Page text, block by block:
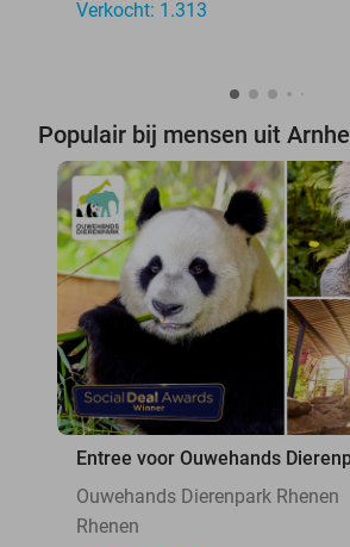
Verkocht: 1.313
Populair bij mensen uit
Entree voor Ouwehands
Ouwehands Dierenpark Rhenen
Rhenen